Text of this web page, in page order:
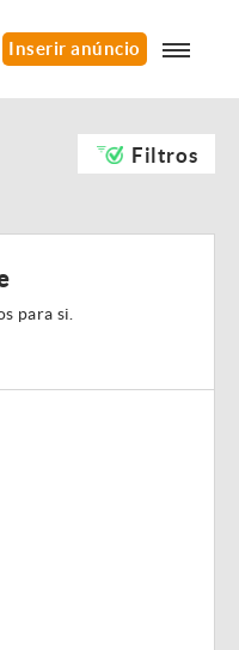
Inserir anúncio
Filtros
para si.